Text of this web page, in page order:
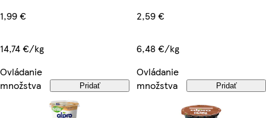
1,99 €
14,74 €/kg
Ovládanie
množstva
Pridať
2,59 €
6,48 €/kg
Ovládanie
množstva
Pridať